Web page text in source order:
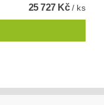
25 727 Kč/ ks